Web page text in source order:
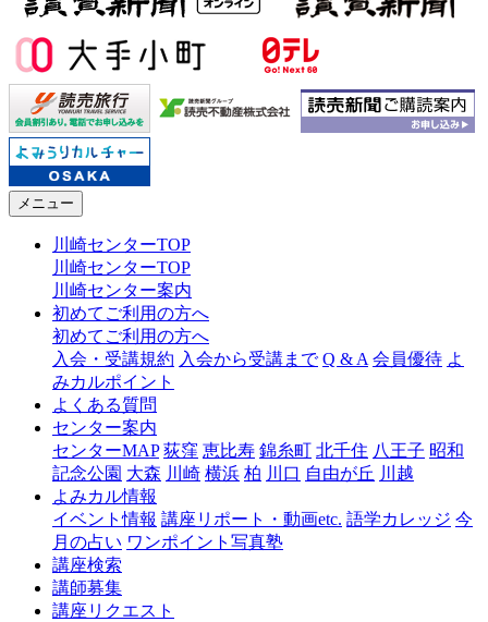
メニュー
川崎センターTOP
川崎センターTOP
川崎センター案内
初めてご利用の方へ
初めてご利用の方へ
入会・受講規約 入会から受講まで Q & A 会員優待 よ
みカルポイント
よくある質問
センター案内
センターMAP 荻窪 恵比寿 錦糸町 北千住 八王子 昭和
記念公園 大森 川崎 横浜 柏 川口 自由が丘 川越
よみカル情報
イベント情報 講座リポート・動画etc. 語学カレッジ 今
月の占い ワンポイント写真塾
講座検索
講師募集
講座リクエスト